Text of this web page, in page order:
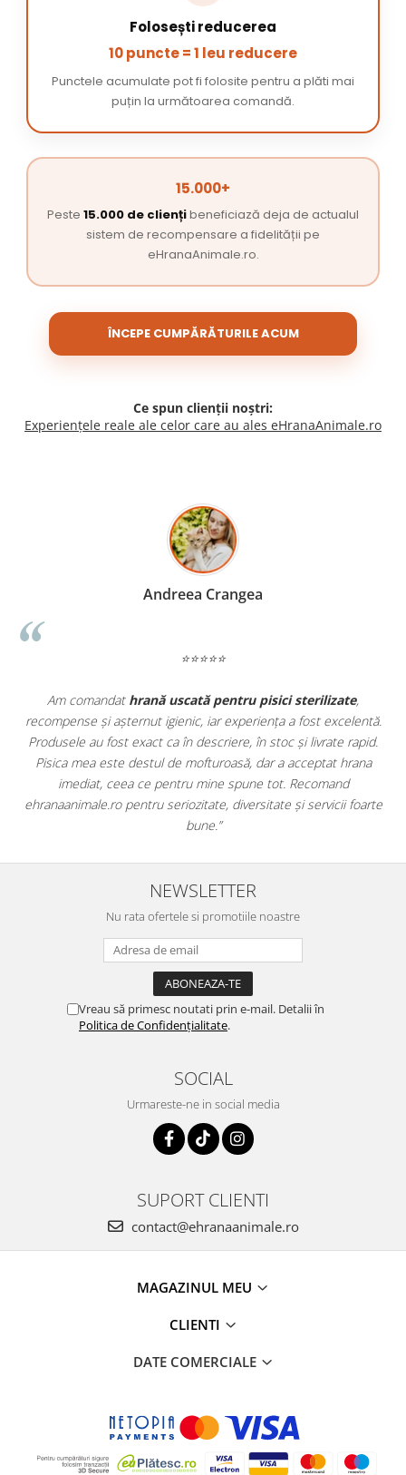
Folosești reducerea
10 puncte = 1 leu reducere
Punctele acumulate pot fi folosite pentru a plăti mai
puțin la următoarea comandă.
15.000+
Peste 15.000 de cliențibeneficiază deja de actualul
sistem de recompensare a fidelității pe
eHranaAnimale.ro.
ÎNCEPE CUMPĂRĂTURILE ACUM
Ce spun clienții noștri:
Experiențele reale ale celor care au ales eHranaAnimale.ro
rapid.
foarte
Madalina Stancea
⭐⭐⭐⭐⭐
Apreciez foarte mult faptul că peehranaanimale.ro
doar hrană, ci și produse dinfarmacia veterinară
antiparazitare, suplimente și soluții de îngrijire. Este foarte
comod să pot comanda tot ce am nevoie pentru animalul
dintr-un singur loc. Livrarea a fost rapidă, iar produsele au
originale și în termen. Magazin serios, bine organizat și foarte
pentru orice stăpân de animale.
NEWSLETTER
Nu rata ofertele si promotiile noastre
Vreau să primesc noutati prin e-mail. Detalii în
Politica de Confidențialitate.
SOCIAL
Urmareste-ne in social media
SUPORT CLIENTI
contact@ehranaanimale.ro
MAGAZINUL MEU
CLIENTI
DATE COMERCIALE